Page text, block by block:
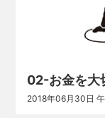
02-お金を大
2018年06月30日